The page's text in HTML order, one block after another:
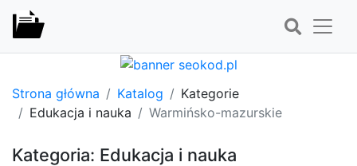
Strona główna Katalog
Kategorie
Edukacja i nauka
Warmińsko-mazurskie
Kategoria: Edukacja i nauka